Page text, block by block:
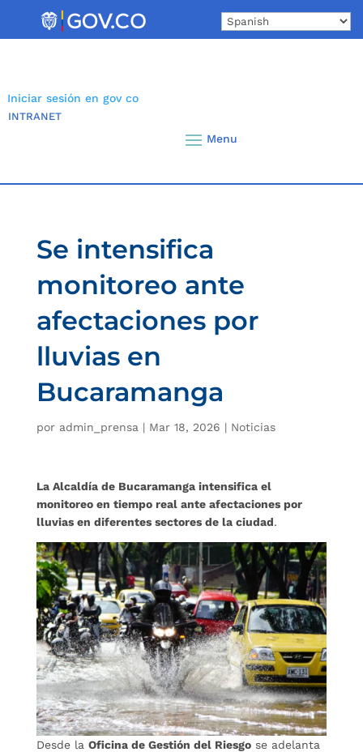
Iniciar sesión en gov co
INTRANET
Se intensifica
monitoreo ante
afectaciones por
lluvias en
Bucaramanga
por admin_prensa | Mar 18, 2026 | Noticias
La Alcaldía de Bucaramanga intensifica el
monitoreo en tiempo real ante afectaciones por
lluvias en diferentes sectores de la ciudad.
Desde la Oficina de Gestión del Riesgose adelanta